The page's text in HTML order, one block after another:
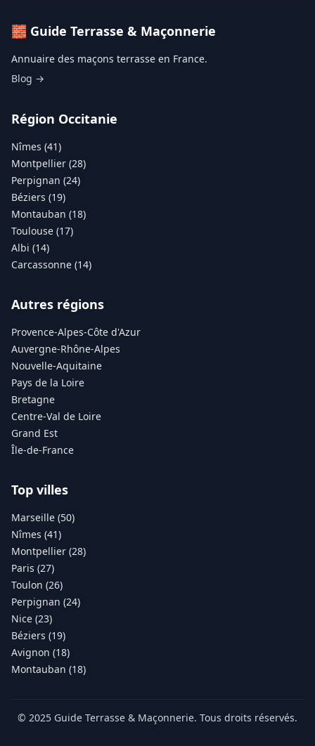
🧱 Guide Terrasse & Maçonnerie
Annuaire des maçons terrasse en France.
Blog →
Région Occitanie
Nîmes (41)
Montpellier (28)
Perpignan (24)
Béziers (19)
Montauban (18)
Toulouse (17)
Albi (14)
Carcassonne (14)
Autres régions
Provence-Alpes-Côte d'Azur
Auvergne-Rhône-Alpes
Nouvelle-Aquitaine
Pays de la Loire
Bretagne
Centre-Val de Loire
Grand Est
Île-de-France
Top villes
Marseille (50)
Nîmes (41)
Montpellier (28)
Paris (27)
Toulon (26)
Perpignan (24)
Nice (23)
Béziers (19)
Avignon (18)
Montauban (18)
© 2025 Guide Terrasse & Maçonnerie. Tous droits réservés.